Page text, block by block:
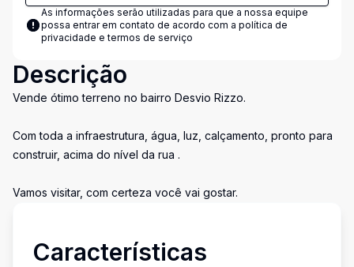
As informações serão utilizadas para que a nossa equipe
possa entrar em contato de acordo com a política de
privacidade e termos de serviço
Descrição
Vende ótimo terreno no bairro Desvio Rizzo.
Com toda a infraestrutura, água, luz, calçamento, pronto para
construir, acima do nível da rua .
Vamos visitar, com certeza você vai gostar.
Características